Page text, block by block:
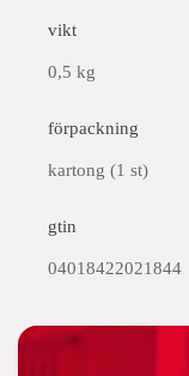
vikt
0,5 kg
förpackning
kartong (1 st)
gtin
04018422021844